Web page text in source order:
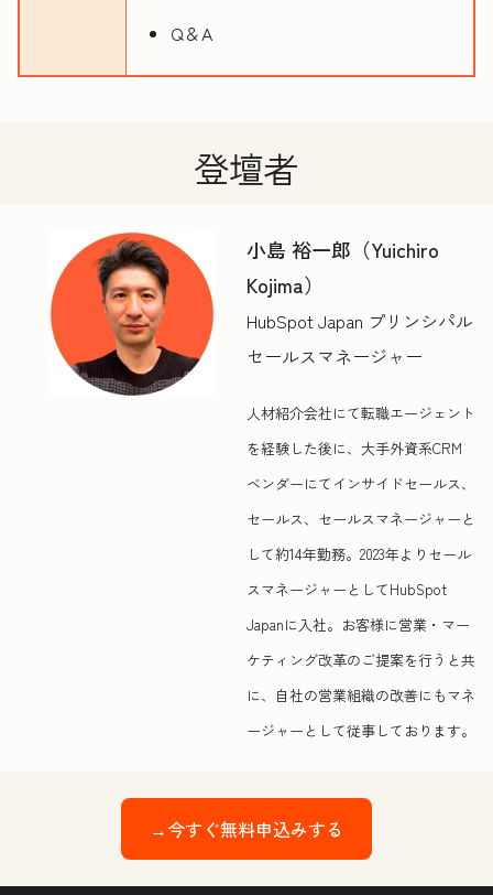
Q＆A
登壇者
小島 裕一郎（Yuichiro
Kojima）
HubSpot Japan プリンシパル
セールスマネージャー
人材紹介会社にて転職エージェント
を経験した後に、大手外資系CRM
ベンダーにてインサイドセールス、
セールス、セールスマネージャーと
して約14年勤務。2023年よりセール
スマネージャーとしてHubSpot
Japanに入社。お客様に営業・マー
ケティング改革のご提案を行うと共
に、自社の営業組織の改善にもマネ
ージャーとして従事しております。
→今すぐ無料申込みする